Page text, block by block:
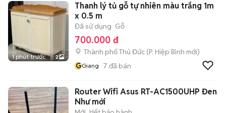
1 phút trước 2
Thanh lý tủ gỗ tự nhiên màu trắng 1m
x 0.5 m
Đã sử dụng Gỗ
700.000 đ
Thành phố Thủ Đức (P. Hiệp Bình mới)
GGiang 7 đã bán
Router Wifi Asus RT-AC1500UHP Đen
Như mới